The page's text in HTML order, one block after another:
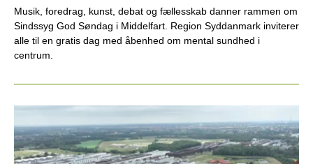
Musik, foredrag, kunst, debat og fællesskab danner rammen om
Sindssyg God Søndag i Middelfart. Region Syddanmark inviterer
alle til en gratis dag med åbenhed om mental sundhed i
centrum.